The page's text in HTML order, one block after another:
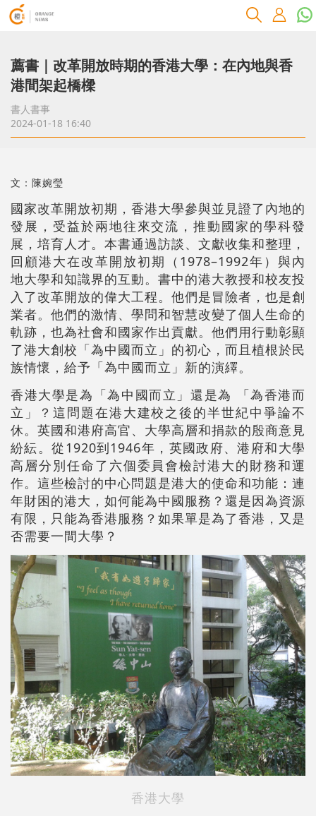
薦書｜改革開放時期的香港大學：在內地與香
港間架起橋樑
書人書事
2024-01-18 16:40
文：陳婉瑩
國家改革開放初期，香港大學參與並見證了內地的
發展，受益於兩地往來交流，推動國家的學科發
展，培育人才。本書通過訪談、文獻收集和整理，
回顧港大在改革開放初期（1978–1992年）與內
地大學和知識界的互動。書中的港大教授和校友投
入了改革開放的偉大工程。他們是冒險者，也是創
業者。他們的激情、學問和智慧改變了個人生命的
軌跡，也為社會和國家作出貢獻。他們用行動彰顯
了港大創校「為中國而立」的初心，而且植根於民
族情懷，給予「為中國而立」新的演繹。
香港大學是為「為中國而立」還是為 「為香港而
立」？這問題在港大建校之後的半世紀中爭論不
休。英國和港府高官、大學高層和捐款的殷商意見
紛紜。從1920到1946年，英國政府、港府和大學
高層分別任命了六個委員會檢討港大的財務和運
作。這些檢討的中心問題是港大的使命和功能：連
年財困的港大，如何能為中國服務？還是因為資源
有限，只能為香港服務？如果單是為了香港，又是
否需要一間大學？
香港大學